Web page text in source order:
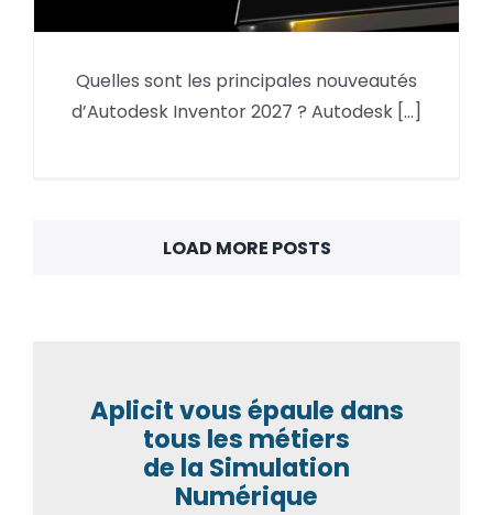
Inventor 2027 Nouveautés
Quelles sont les principales nouveautés
d’Autodesk Inventor 2027 ? Autodesk [...]
LOAD MORE POSTS
Aplicit vous épaule dans
tous les métiers
de la Simulation
Numérique